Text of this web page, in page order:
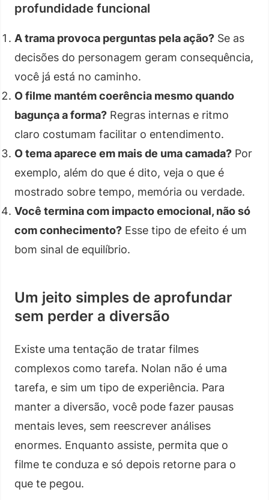
profundidade funcional
A trama provoca perguntas pela ação? Se as
decisões do personagem geram consequência,
você já está no caminho.
O filme mantém coerência mesmo quando
bagunça a forma? Regras internas e ritmo
claro costumam facilitar o entendimento.
O tema aparece em mais de uma camada? Por
exemplo, além do que é dito, veja o que é
mostrado sobre tempo, memória ou verdade.
Você termina com impacto emocional, não só
com conhecimento? Esse tipo de efeito é um
bom sinal de equilíbrio.
Um jeito simples de aprofundar
sem perder a diversão
Existe uma tentação de tratar filmes
complexos como tarefa. Nolan não é uma
tarefa, e sim um tipo de experiência. Para
manter a diversão, você pode fazer pausas
mentais leves, sem reescrever análises
enormes. Enquanto assiste, permita que o
filme te conduza e só depois retorne para o
que te pegou.